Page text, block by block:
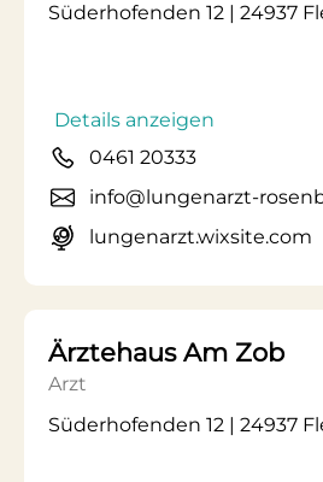
Süderhofenden 12 | 24937
Details anzeigen
0461 20333
info@lungenarzt-
lungenarzt.wixsite.com
Ärztehaus Am Zob
Arzt
Süderhofenden 12 | 24937